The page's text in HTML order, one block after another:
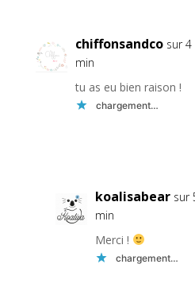
chiffonsandco sur
min
tu as eu bien raison !
chargement…
koalisabear sur
min
Merci !
chargement…